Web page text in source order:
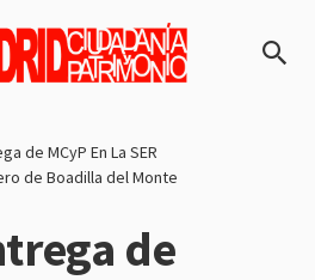
de MCyP En La SER
de Boadilla del Monte
de